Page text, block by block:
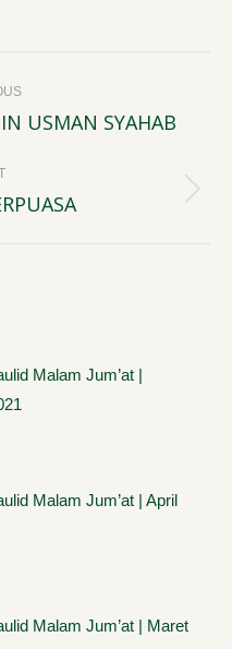
USMAN SYAHAB
Malam Jum’at |
Malam Jum’at | April
Malam Jum’at | Maret